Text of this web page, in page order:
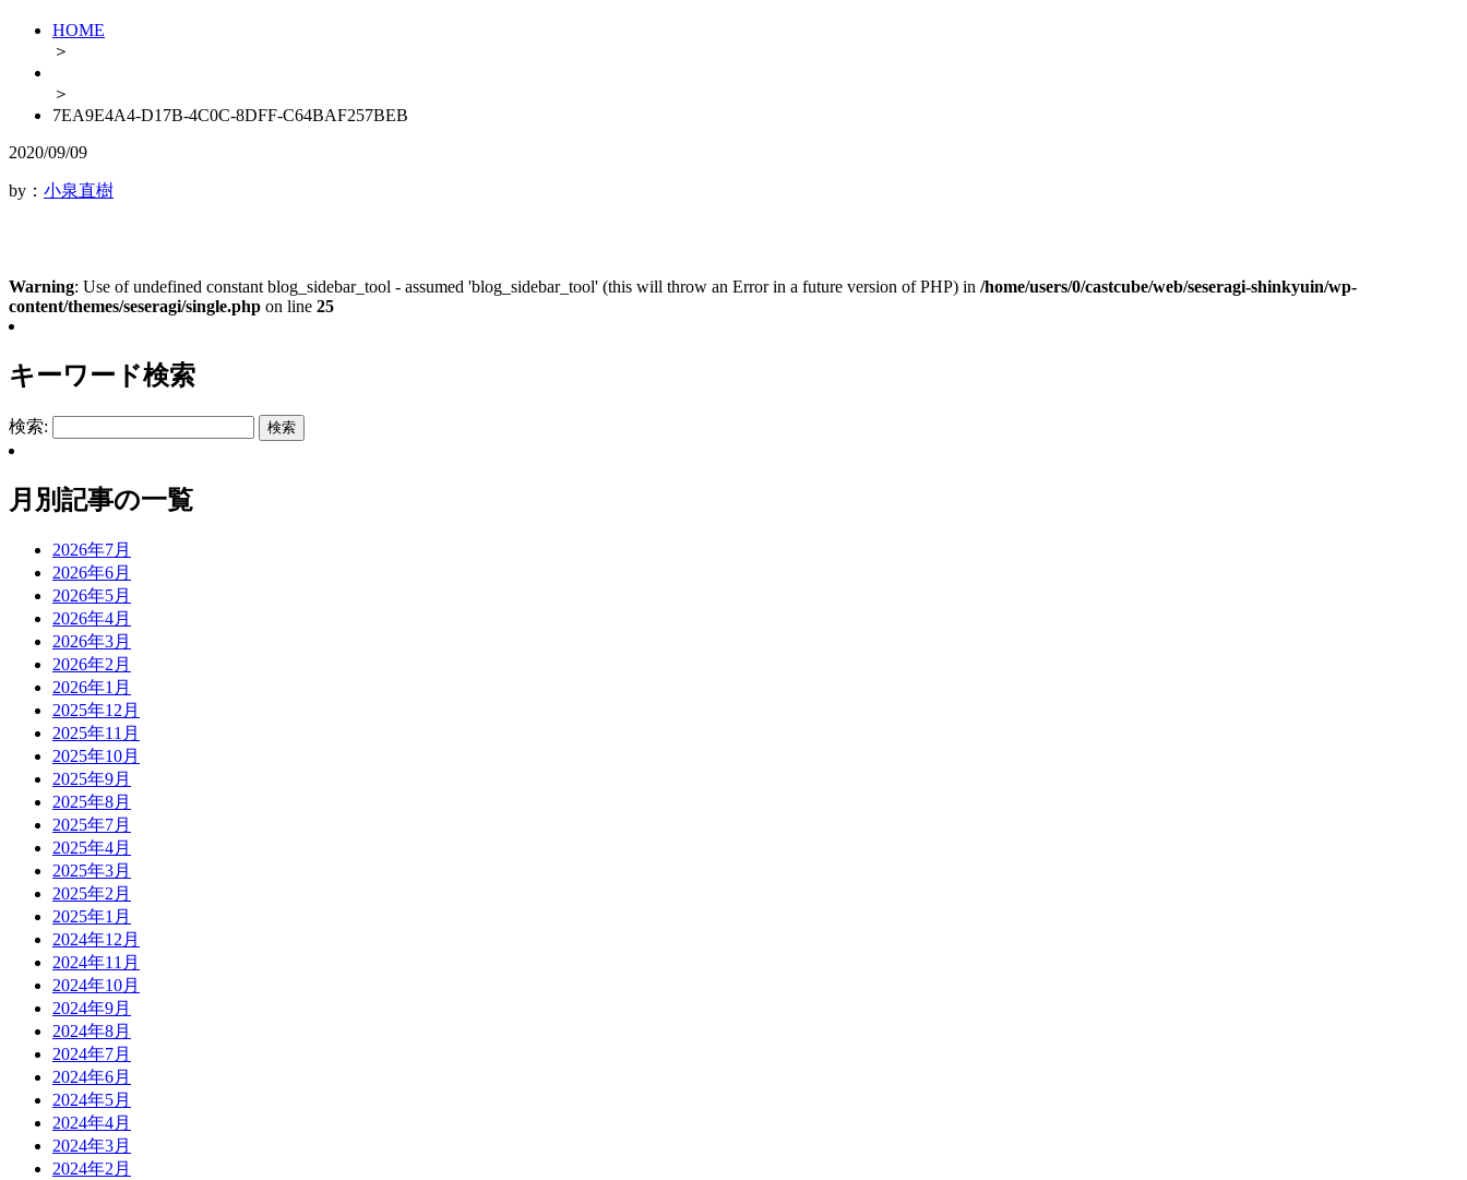
HOME
＞
＞
7EA9E4A4-D17B-4C0C-8DFF-C64BAF257BEB
2020/09/09
by： 小泉直樹
Warning: Use of undefined constant blog_sidebar_tool - assumed 'blog_sidebar_tool' (this will throw an Error in a future version of PHP) in /home/users/0/castcube/web/seseragi-shinkyuin/wp-
content/themes/seseragi/single.php on line 25
キーワード検索
検索:
月別記事の一覧
2026年7月
2026年6月
2026年5月
2026年4月
2026年3月
2026年2月
2026年1月
2025年12月
2025年11月
2025年10月
2025年9月
2025年8月
2025年7月
2025年4月
2025年3月
2025年2月
2025年1月
2024年12月
2024年11月
2024年10月
2024年9月
2024年8月
2024年7月
2024年6月
2024年5月
2024年4月
2024年3月
2024年2月